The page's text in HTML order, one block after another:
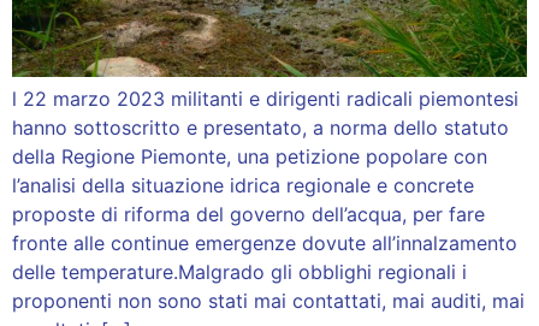
l 22 marzo 2023 militanti e dirigenti radicali piemontesi
hanno sottoscritto e presentato, a norma dello statuto
della Regione Piemonte, una petizione popolare con
l’analisi della situazione idrica regionale e concrete
proposte di riforma del governo dell’acqua, per fare
fronte alle continue emergenze dovute all’innalzamento
delle temperature.Malgrado gli obblighi regionali i
proponenti non sono stati mai contattati, mai auditi, mai